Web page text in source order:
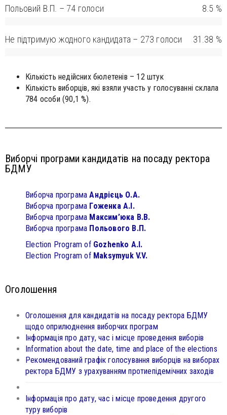
Польовий В.П. – 74 голоси 8.5 %
Не підтримую жодного кандидата – 273 голоси 31.38 %
Кількість недійсних бюлетенів – 12 штук
Кількість виборців, які взяли участь у голосуванні склала
784 особи (90,1 %).
Виборчі програми кандидатів на посаду ректора
БДМУ
Виборча програмаАндрієць О.А.
Виборча програма Гоженка А.І.
Виборча програма Максим’юка В.В.
Виборча програма Польового В.П.
Election Program of Gozhenko A.I.
Election Program of Maksymyuk V.V.
Оголошення
Оголошення для кандидатів на посаду ректора БДМУ
щодо оприлюднення виборчих програм
Інформація про дату, час і місце проведення виборів
Information about the date, time and place of the elections
Рекомендований графік голосування виборців на виборах
ректора БДМУ з урахуванням протиепідемічних заходів
Інформація про дату, час і місце проведення другого
туру виборів